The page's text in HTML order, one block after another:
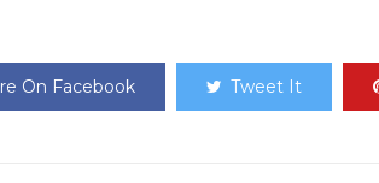
On Facebook Tweet It